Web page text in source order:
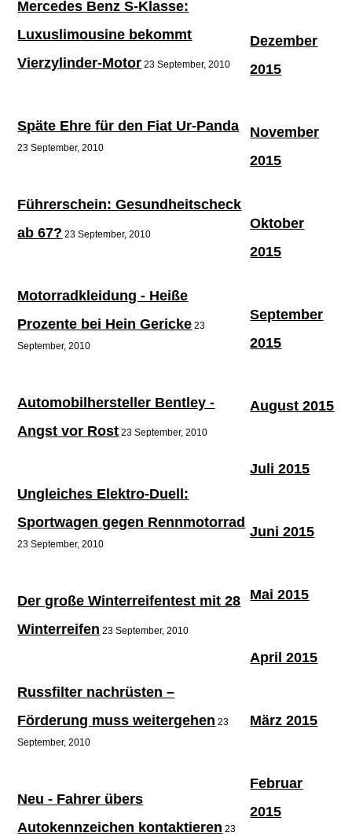
Mercedes Benz S-Klasse:
Luxuslimousine bekommt
Vierzylinder-Motor 23 September, 2010
Späte Ehre für den Fiat Ur-Panda
23 September, 2010
Führerschein: Gesundheitscheck
ab 67? 23 September, 2010
Motorradkleidung - Heiße
Prozente bei Hein Gericke 23
September, 2010
Automobilhersteller Bentley -
Angst vor Rost 23 September, 2010
Ungleiches Elektro-Duell:
Sportwagen gegen Rennmotorrad
23 September, 2010
Der große Winterreifentest mit 28
Winterreifen 23 September, 2010
Russfilter nachrüsten –
Förderung muss weitergehen 23
September, 2010
Neu - Fahrer übers
Autokennzeichen kontaktieren 23
Dezember
2015
November
2015
Oktober
2015
September
2015
August 2015
Juli 2015
Juni 2015
Mai 2015
April 2015
März 2015
Februar
2015